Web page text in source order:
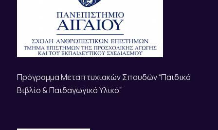
Πρόγραμμα Μεταπτυχιακών Σπουδών “Παιδικό
Βιβλίο & Παιδαγωγικό Υλικό”